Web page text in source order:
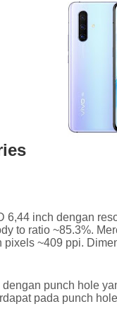
6,44 inch dengan
to ratio ~85.3%.
~409 ppi.
punch hole
pada punch